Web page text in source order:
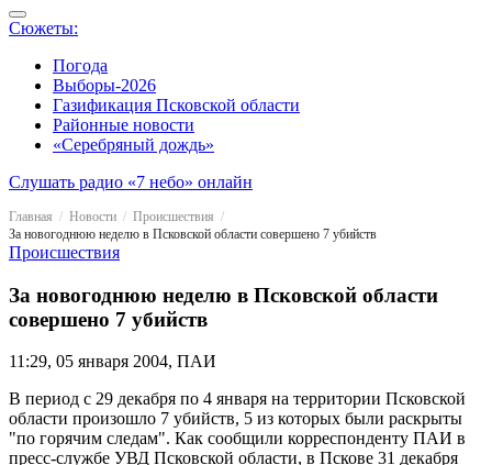
Сюжеты:
Погода
Выборы-2026
Газификация Псковской области
Районные новости
«Серебряный дождь»
Слушать радио «7 небо» онлайн
Главная Новости
Происшествия
За новогоднюю неделю в Псковской области совершено 7 убийств
Происшествия
За новогоднюю неделю в Псковской области
совершено 7 убийств
11:29, 05 января 2004, ПАИ
В период с 29 декабря по 4 января на территории Псковской
области произошло 7 убийств, 5 из которых были раскрыты
"по горячим следам". Как сообщили корреспонденту ПАИ в
пресс-службе УВД Псковской области, в Пскове 31 декабря